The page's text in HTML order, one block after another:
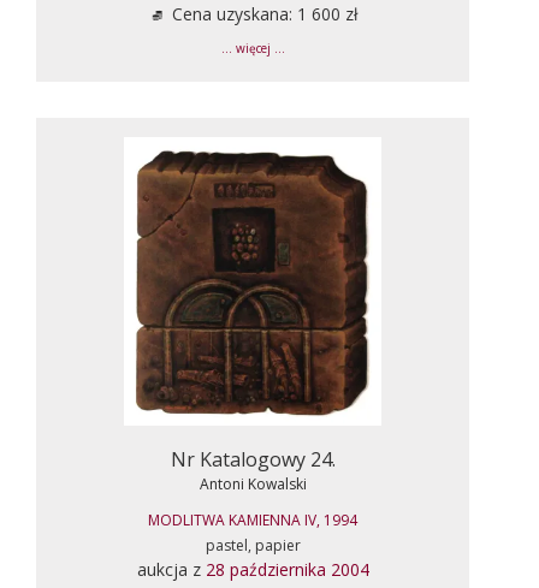
Cena uzyskana: 1 600 zł
... więcej ...
Nr Katalogowy 24.
Antoni Kowalski
MODLITWA KAMIENNA IV, 1994
pastel, papier
aukcja z 28 października 2004